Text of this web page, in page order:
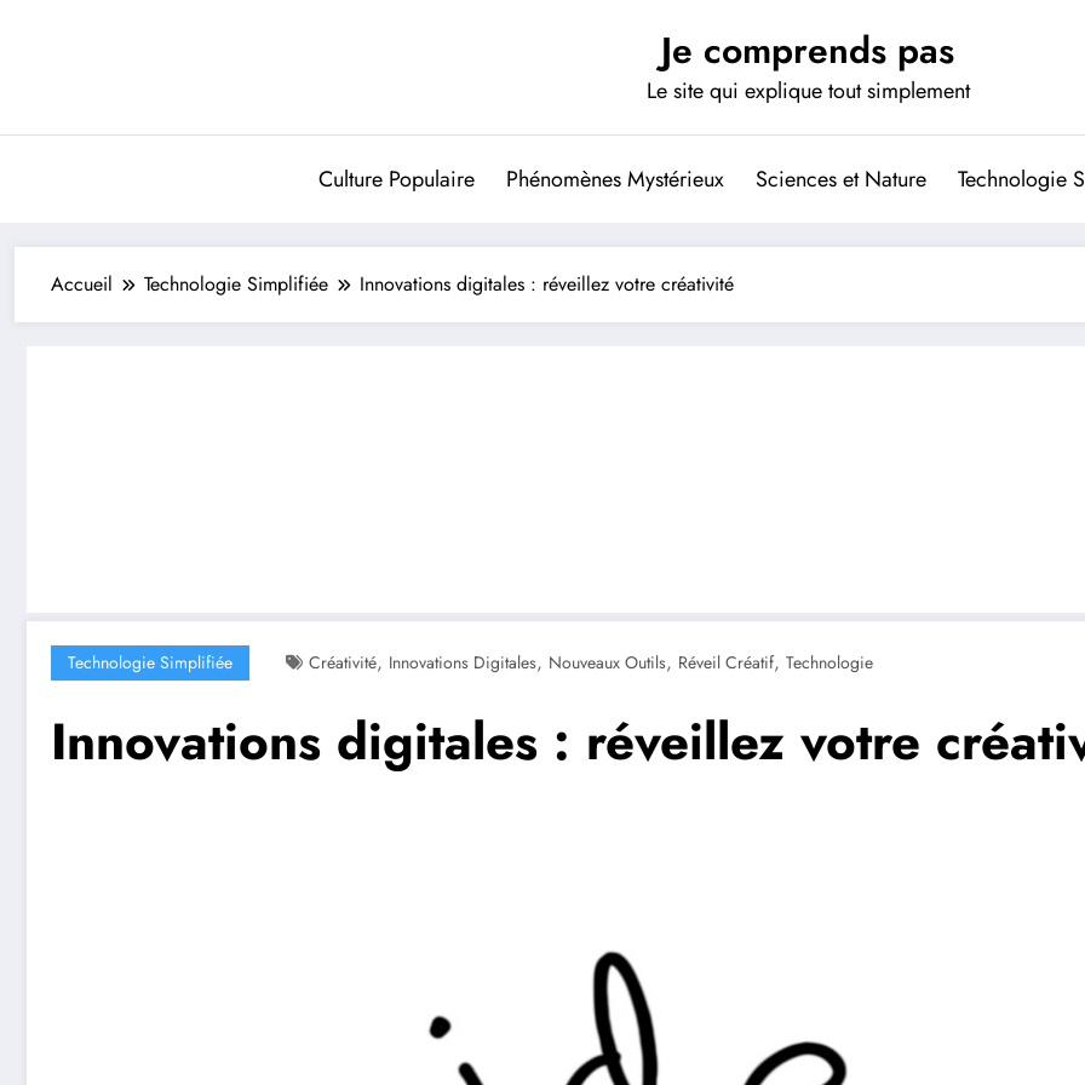
Je comprends pas
Le site qui explique tout simplement
Culture Populaire Phénomènes Mystérieux Sciences et Nature Technologie
Accueil Technologie Simplifiée Innovations digitales : réveillez votre créativité
Technologie Simplifiée Créativité, Innovations Digitales, Nouveaux Outils, Réveil Créatif, Technologie
Innovations digitales : réveillez votre